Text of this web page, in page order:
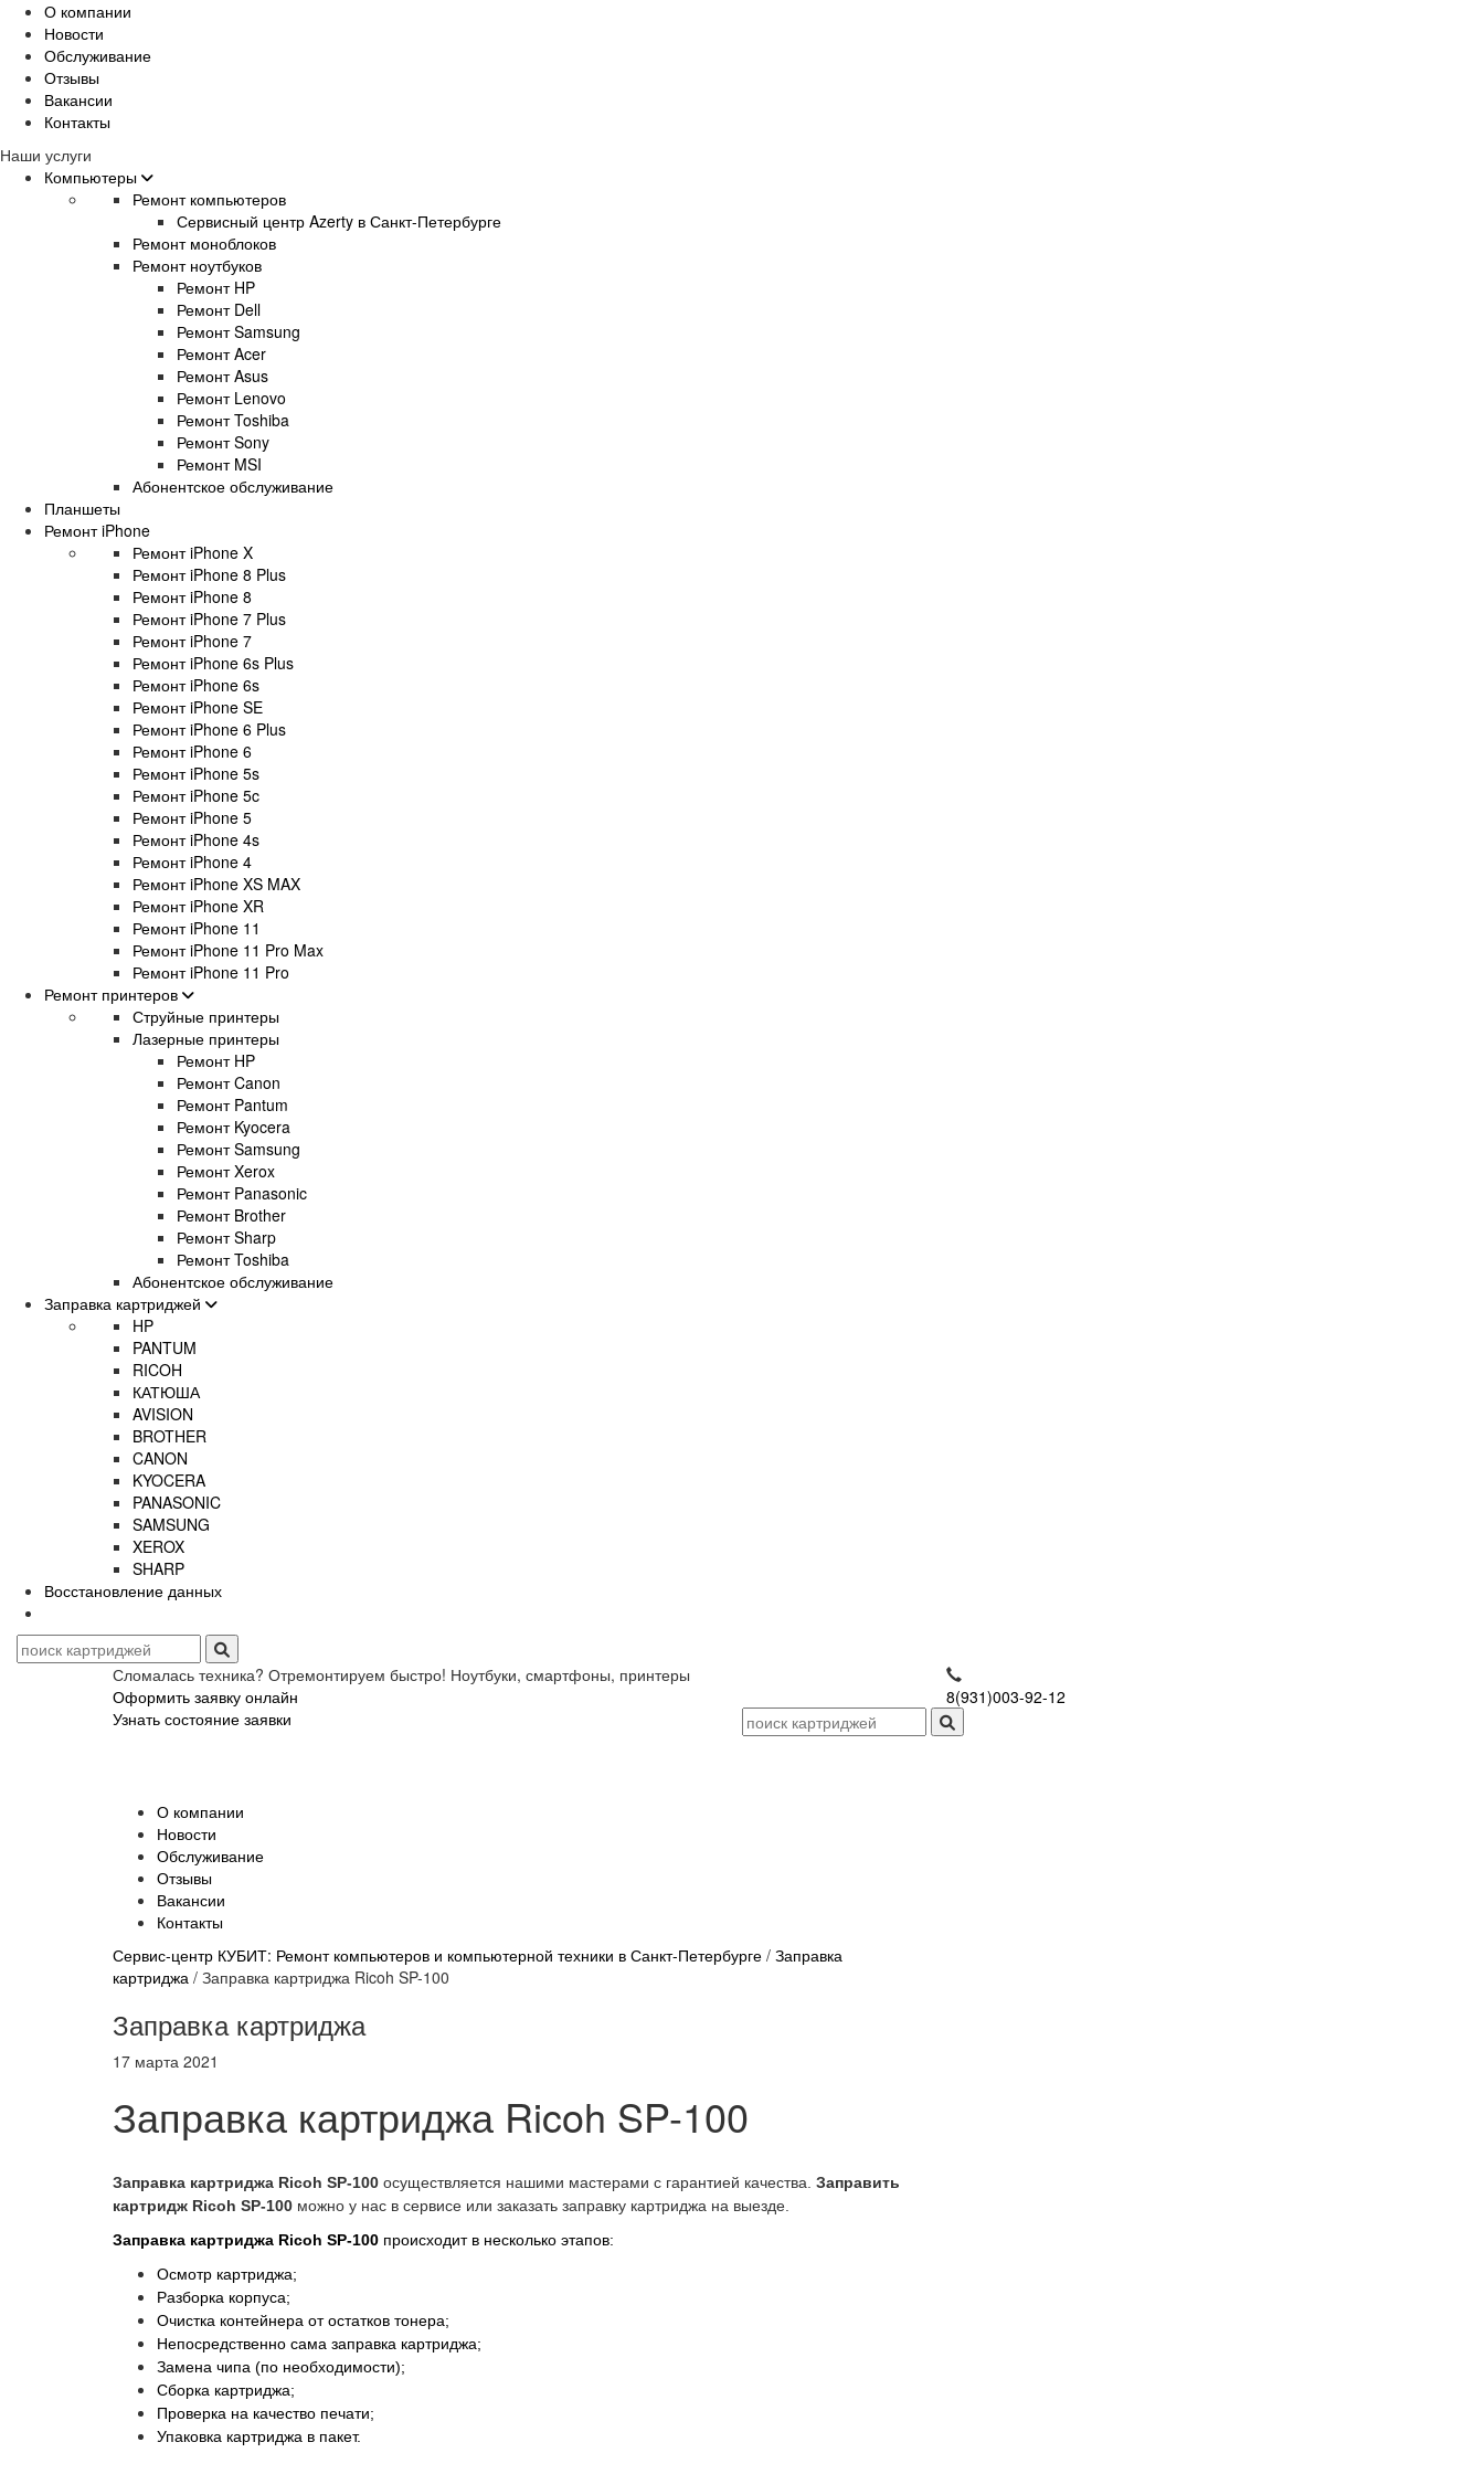
О компании
Новости
Обслуживание
Отзывы
Вакансии
Контакты
Наши услуги
Компьютеры
Ремонт компьютеров
Сервисный центр Azerty в Санкт-Петербурге
Ремонт моноблоков
Ремонт ноутбуков
Ремонт HP
Ремонт Dell
Ремонт Samsung
Ремонт Acer
Ремонт Asus
Ремонт Lenovo
Ремонт Toshiba
Ремонт Sony
Ремонт MSI
Абонентское обслуживание
Планшеты
Ремонт iPhone
Ремонт iPhone X
Ремонт iPhone 8 Plus
Ремонт iPhone 8
Ремонт iPhone 7 Plus
Ремонт iPhone 7
Ремонт iPhone 6s Plus
Ремонт iPhone 6s
Ремонт iPhone SE
Ремонт iPhone 6 Plus
Ремонт iPhone 6
Ремонт iPhone 5s
Ремонт iPhone 5c
Ремонт iPhone 5
Ремонт iPhone 4s
Ремонт iPhone 4
Ремонт iPhone XS MAX
Ремонт iPhone XR
Ремонт iPhone 11
Ремонт iPhone 11 Pro Max
Ремонт iPhone 11 Pro
Ремонт принтеров
Струйные принтеры
Лазерные принтеры
Ремонт HP
Ремонт Canon
Ремонт Pantum
Ремонт Kyocera
Ремонт Samsung
Ремонт Xerox
Ремонт Panasonic
Ремонт Brother
Ремонт Sharp
Ремонт Toshiba
Абонентское обслуживание
Заправка картриджей
HP
PANTUM
RICOH
КАТЮША
AVISION
BROTHER
CANON
KYOCERA
PANASONIC
SAMSUNG
XEROX
SHARP
Восстановление данных
Сломалась техника? Отремонтируем быстро! Ноутбуки, смартфоны, принтеры
Оформить заявку онлайн
Узнать состояние заявки
8(931)003-92-12
О компании
Новости
Обслуживание
Отзывы
Вакансии
Контакты
Сервис-центр КУБИТ: Ремонт компьютеров и компьютерной техники в Санкт-Петербурге / Заправка
картриджа / Заправка картриджа Ricoh SP-100
Заправка картриджа
17 марта 2021
Заправка картриджа Ricoh SP-100
Заправка картриджа Ricoh SP-100 осуществляется нашими мастерами с гарантией качества. Заправить
картридж Ricoh SP-100 можно у нас в сервисе или заказать заправку картриджа на выезде.
Заправка картриджа Ricoh SP-100 происходит в несколько этапов:
Осмотр картриджа;
Разборка корпуса;
Очистка контейнера от остатков тонера;
Непосредственно сама заправка картриджа;
Замена чипа (по необходимости);
Сборка картриджа;
Проверка на качество печати;
Упаковка картриджа в пакет.